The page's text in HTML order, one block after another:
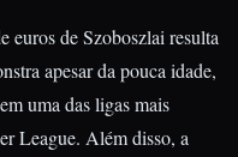
euros de Szoboszlai resulta
apesar da pouca idade,
uma das ligas mais
League. Além disso, a